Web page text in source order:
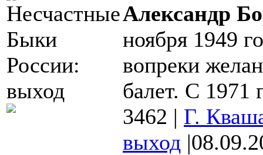
Александр
ноября 1949
вопреки
балет. С 1971
3462 | Г.
выход |